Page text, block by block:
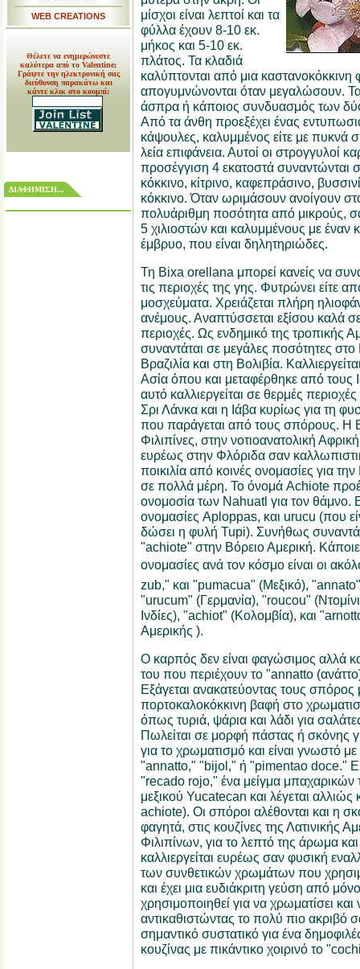
WEB CREATIONS
Θέλετε να ενημερώνεστε
καλύτερα από το Valentine;
Γράψτε την ηλεκτρονική σας
διεύθυνση παρακάτω και
κάντε κλικ στο κουμπί:
ΔΙΑΦΗΜΙΣΗ...
μίσχοι είναι λεπτοί και τα
φύλλα έχουν 8-10 εκ.
μήκος και 5-10 εκ.
πλάτος. Τα κλαδιά
καλύπτονται από μια καστανοκόκκινη
απογυμνώνονται όταν μεγαλώσουν.
άσπρα ή κάποιος συνδυασμός των δύο
Από τα άνθη προεξέχει ένας
κάψουλες, καλυμμένος είτε με πυκνά
λεία επιφάνεια. Αυτοί οι στρογγυλοί
προσέγγιση 4 εκατοστά συναντώνται
κόκκινο, κίτρινο, καφεπράσινο,
κόκκινο. Όταν ωριμάσουν ανοίγουν
πολυάριθμη ποσότητα από μικρούς,
5 χιλιοστών και καλυμμένους με έναν
έμβρυο, που είναι δηλητηριώδες.
Τη Bixa orellana μπορεί κανείς να
τις περιοχές της γης. Φυτρώνει είτε
μοσχεύματα. Χρειάζεται πλήρη
ανέμους. Αναπτύσσεται εξίσου καλά σε
περιοχές. Ως ενδημικό της τροπικής
συναντάται σε μεγάλες ποσότητες
Βραζιλία και στη Βολιβία.
Ασία όπου και μεταφέρθηκε από τους
αυτό καλλιεργείται σε θερμές
Σρι Λάνκα και η Ιάβα κυρίως για τη
που παράγεται από τους σπόρους. Η
Φιλιπίνες, στην νοτιοανατολική
ευρέως στην Φλόριδα σαν
ποικιλία από κοινές ονομασίες για
σε πολλά μέρη. Το όνομά Achiote
ονομοσία των Nahuatl για τον θάμνο.
ονομασίες Aploppas, και urucu (που
δώσει η φυλή Tupi). Συνήθως
"achiote" στην Βόρειο Αμερική.
ονομασίες ανά τον κόσμο είναι οι
zub," και "pumacua" (Μεξικό),
"urucum" (Γερμανία), "roucou"
Ινδίες), "achiot" (Κολομβία), και
Αμερικής ).
Ο καρπός δεν είναι φαγώσιμος αλλά
του που περιέχουν το "annatto
Εξάγεται ανακατεύοντας τους
πορτοκαλοκόκκινη βαφή στο
όπως τυριά, ψάρια και λάδι για
Πωλείται σε μορφή πάστας ή σκόνης
για το χρωματισμό και είναι γνωστό
"annatto," "bijol," ή "pimentao doce."
"recado rojo," ένα μείγμα μπαχαρικών
μεξικού Yucatecan και λέγεται
achiote). Οι σπόροι αλέθονται και η
φαγητά, στις κουζίνες της Λατινικής
Φιλιπίνων, για το λεπτό της άρωμα
καλλιεργείται ευρέως σαν φυσική
των συνθετικών χρωμάτων που
και έχει μια ευδιάκριτη γεύση από
χρησιμοποιηθεί για να χρωματίσει και
αντικαθιστώντας το πολύ πιο ακριβό
σημαντικό συστατικό για ένα
κουζίνας με πικάντικο χοιρινό το